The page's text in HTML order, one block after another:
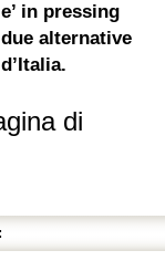
in pressing
alternative
di